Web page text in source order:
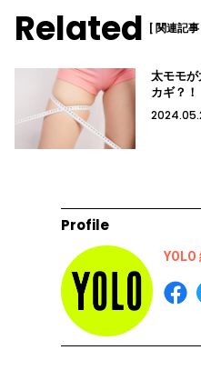
Related [ 関連記事
太モモ
カギ？！
Profile
YOLO